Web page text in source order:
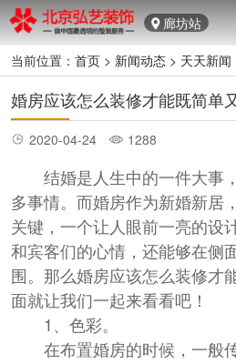
廊坊站
当前位置：首页 > 新闻动态 > 天天新闻
婚房应该怎么装修才能既简单
2020-04-24 1288
结婚是人生中的一件大事
多事情。而婚房作为新婚新居
关键，一个让人眼前一亮的设
和宾客们的心情，还能够在侧
围。那么婚房应该怎么装修才
面就让我们一起来看看吧！
1、色彩。
在布置婚房的时候，一般